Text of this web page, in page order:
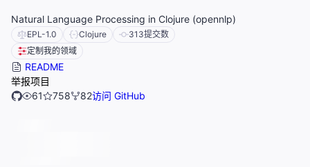
Natural Language Processing in Clojure (opennlp)
EPL-1.0 Clojure 313提交数
定制我的领域
README
举报项目
61
758 82访问 GitHub